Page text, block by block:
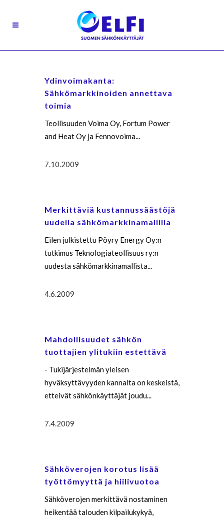
Ydinvoimakanta:
Sähkömarkkinoiden annettava
toimia
Teollisuuden Voima Oy, Fortum Power
and Heat Oy ja Fennovoima...
7.10.2009
Merkittäviä kustannussäästöjä
uudella sähkömarkkinamallilla
Eilen julkistettu Pöyry Energy Oy:n
tutkimus Teknologiateollisuus ry:n
uudesta sähkömarkkinamallista...
4.6.2009
Mahdollisuudet sähkön
tuottajien ylitukiin estettävä
- Tukijärjestelmän yleisen
hyväksyttävyyden kannalta on keskeistä,
etteivät sähkönkäyttäjät joudu...
7.4.2009
Sähköverojen korotus lisää
työttömyyttä ja hiilivuotoa
Sähköverojen merkittävä nostaminen
heikentää talouden kilpailukykyä,